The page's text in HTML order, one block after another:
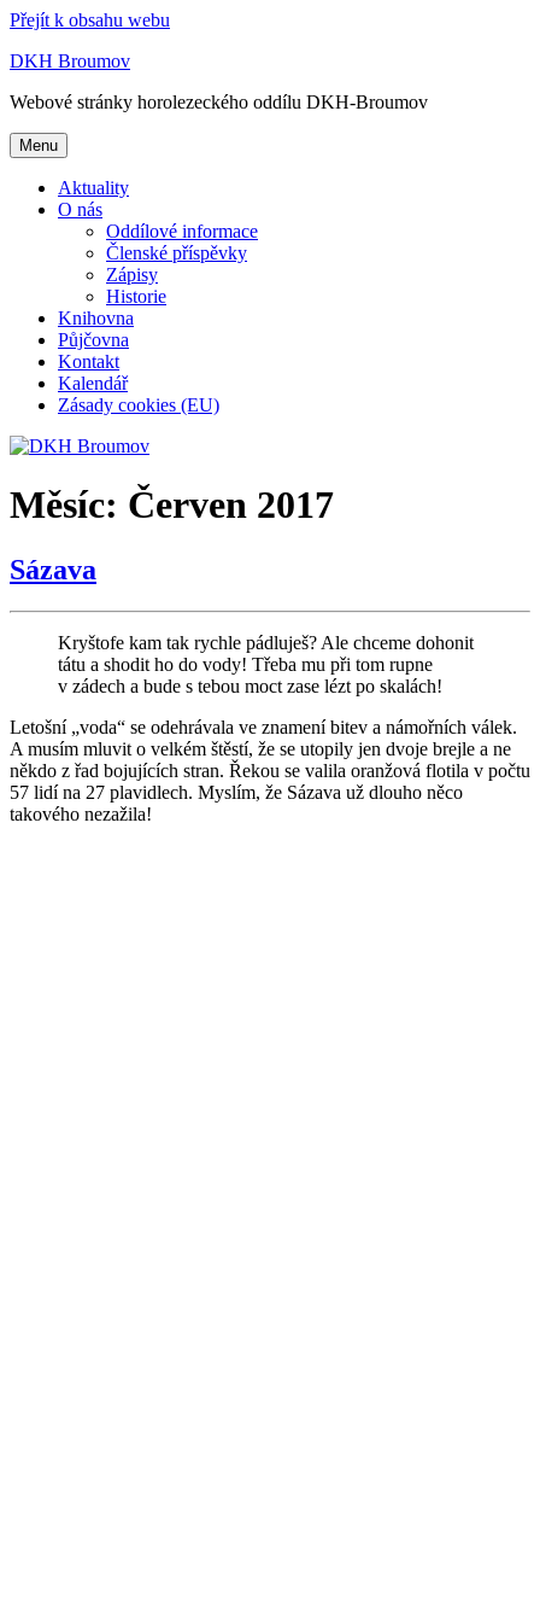
Přejít k obsahu webu
DKH Broumov
Webové stránky horolezeckého oddílu DKH-Broumov
Menu
Aktuality
O nás
Oddílové informace
Členské příspěvky
Zápisy
Historie
Knihovna
Půjčovna
Kontakt
Kalendář
Zásady cookies (EU)
Měsíc: Červen 2017
Sázava
Kryštofe kam tak rychle pádluješ? Ale chceme dohonit
tátu a shodit ho do vody! Třeba mu při tom rupne
v zádech a bude s tebou moct zase lézt po skalách!
Letošní „voda“ se odehrávala ve znamení bitev a námořních válek.
A musím mluvit o velkém štěstí, že se utopily jen dvoje brejle a ne
někdo z řad bojujících stran. Řekou se valila oranžová flotila v počtu
57 lidí na 27 plavidlech. Myslím, že Sázava už dlouho něco
takového nezažila!